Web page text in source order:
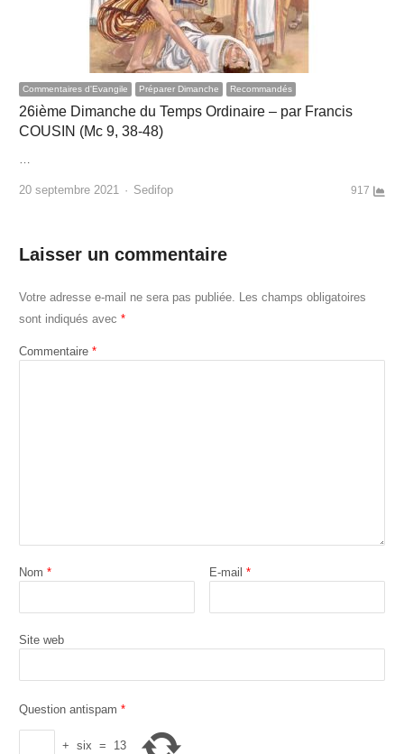
Commentaires d'Evangile Préparer Dimanche Recommandés
26ième Dimanche du Temps Ordinaire – par Francis
COUSIN (Mc 9, 38-48)
20 septembre 2021 Author
Sedifop 917
Laisser un commentaire
Votre adresse e-mail ne sera pas publiée. Les champs obligatoires
sont indiqués avec *
Commentaire *
Nom * E-mail*
Site web
Question antispam *
+ six = 13